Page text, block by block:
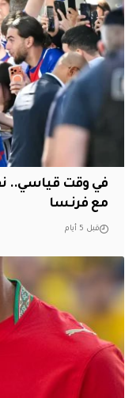
في وقت قياسي..
مع فرنسا
قبل 5 أيام